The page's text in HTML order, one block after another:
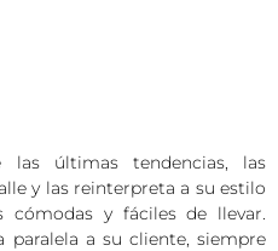
las últimas tendencias, las
y las reinterpreta a su estilo
cómodas y fáciles de llevar.
paralela a su cliente, siempre